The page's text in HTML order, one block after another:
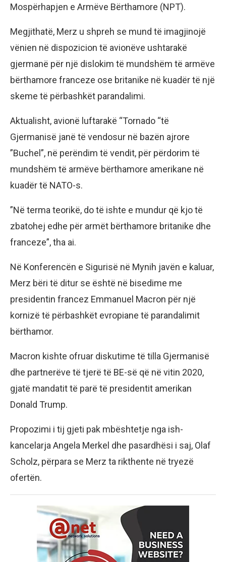
Mospërhapjen e Armëve Bërthamore (NPT).
Megjithatë, Merz u shpreh se mund të imagjinojë
vënien në dispozicion të avionëve ushtarakë
gjermanë për një dislokim të mundshëm të armëve
bërthamore franceze ose britanike në kuadër të një
skeme të përbashkët parandalimi.
Aktualisht, avionë luftarakë “Tornado “të
Gjermanisë janë të vendosur në bazën ajrore
”Buchel”, në perëndim të vendit, për përdorim të
mundshëm të armëve bërthamore amerikane në
kuadër të NATO-s.
”Në terma teorikë, do të ishte e mundur që kjo të
zbatohej edhe për armët bërthamore britanike dhe
franceze”, tha ai.
Në Konferencën e Sigurisë në Mynih javën e kaluar,
Merz bëri të ditur se është në bisedime me
presidentin francez Emmanuel Macron për një
kornizë të përbashkët evropiane të parandalimit
bërthamor.
Macron kishte ofruar diskutime të tilla Gjermanisë
dhe partnerëve të tjerë të BE-së që në vitin 2020,
gjatë mandatit të parë të presidentit amerikan
Donald Trump.
Propozimi i tij gjeti pak mbështetje nga ish-
kancelarja Angela Merkel dhe pasardhësi i saj, Olaf
Scholz, përpara se Merz ta rikthente në tryezë
ofertën.